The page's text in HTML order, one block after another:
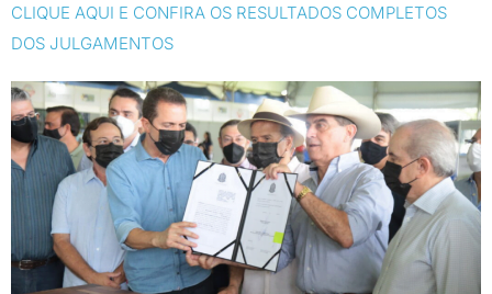
CLIQUE AQUI E CONFIRA OS RESULTADOS COMPLETOS
DOS JULGAMENTOS